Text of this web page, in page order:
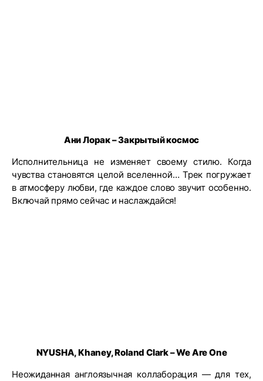
Ани Лорак – Закрытый космос
Исполнительница не изменяет своему стилю. Когда
чувства становятся целой вселенной… Трек погружает
в атмосферу любви, где каждое слово звучит особенно.
Включай прямо сейчас и наслаждайся!
NYUSHA, Khaney, Roland Clark – We Are One
Неожиданная англоязычная коллаборация — для тех,